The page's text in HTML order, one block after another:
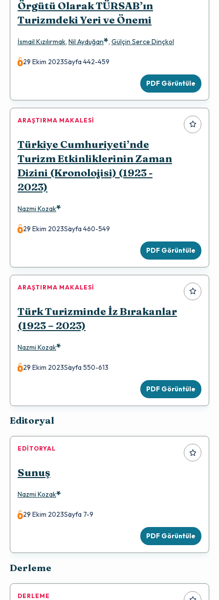
Örgütü Olarak TÜRSAB’ın
Turizmdeki Yeri ve Önemi
İsmail Kızılırmak, Nil Ayduğan*, Gülçin Serce Dinçkol
29 Ekim 2023Sayfa 442-459
PDF Görüntüle
ARAŞTIRMA MAKALESI
Türkiye Cumhuriyeti’nde
Turizm Etkinliklerinin Zaman
Dizini (Kronolojisi) (1923 -
2023)
Nazmi Kozak*
29 Ekim 2023Sayfa 460-549
PDF Görüntüle
ARAŞTIRMA MAKALESI
Türk Turizminde İz Bırakanlar
(1923 – 2023)
Nazmi Kozak*
29 Ekim 2023Sayfa 550-613
PDF Görüntüle
Editoryal
EDITORYAL
Sunuş
Nazmi Kozak*
29 Ekim 2023Sayfa 7-9
PDF Görüntüle
Derleme
DERLEME